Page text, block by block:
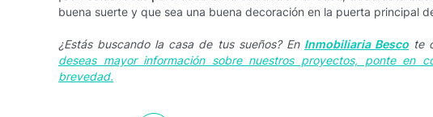
buena suerte y que sea una buena decoración en la puerta principal
¿Estás buscando la casa de tus sueños? En Inmobiliaria Besco te
deseas mayor información sobre nuestros proyectos, ponte en
brevedad.